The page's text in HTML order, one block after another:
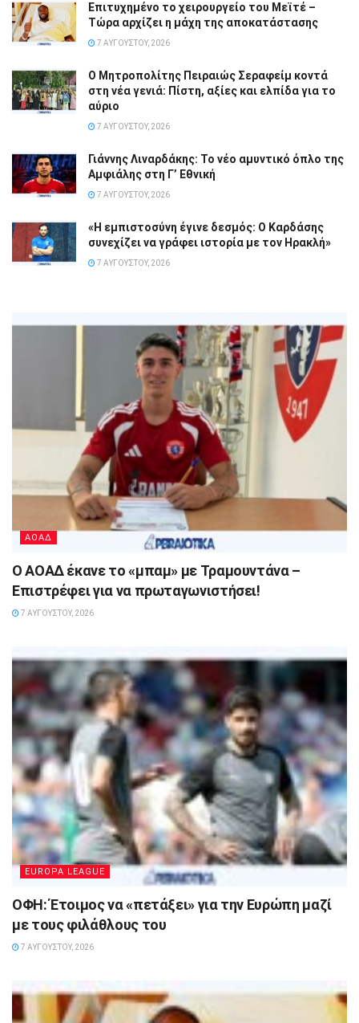
Επιτυχημένο το χειρουργείο του Μεϊτέ –
Τώρα αρχίζει η μάχη της αποκατάστασης
7 ΑΥΓΟΎΣΤΟΥ, 2026
Ο Μητροπολίτης Πειραιώς Σεραφείμ κοντά
στη νέα γενιά: Πίστη, αξίες και ελπίδα για το
αύριο
7 ΑΥΓΟΎΣΤΟΥ, 2026
Γιάννης Λιναρδάκης: Το νέο αμυντικό όπλο της
Αμφιάλης στη Γ’ Εθνική
7 ΑΥΓΟΎΣΤΟΥ, 2026
«Η εμπιστοσύνη έγινε δεσμός: Ο Καρδάσης
συνεχίζει να γράφει ιστορία με τον Ηρακλή»
7 ΑΥΓΟΎΣΤΟΥ, 2026
ΑΟΑΔ
Ο ΑΟΑΔ έκανε το «μπαμ» με Τραμουντάνα –
Επιστρέφει για να πρωταγωνιστήσει!
7 ΑΥΓΟΎΣΤΟΥ, 2026
EUROPA LEAGUE
ΟΦΗ: Έτοιμος να «πετάξει» για την Ευρώπη μαζί
με τους φιλάθλους του
7 ΑΥΓΟΎΣΤΟΥ, 2026